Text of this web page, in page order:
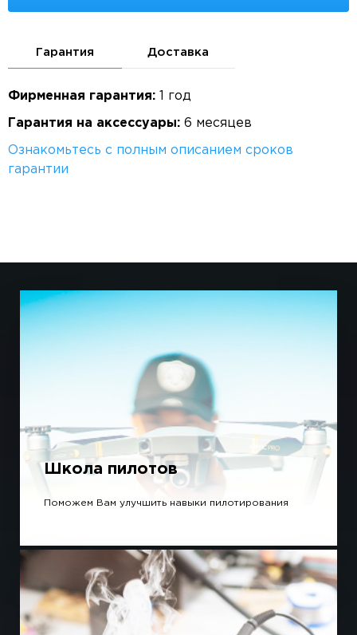
Гарантия Доставка
Фирменная гарантия: 1 год
Гарантия на аксессуары: 6 месяцев
Ознакомьтесь с полным описанием сроков
гарантии
Школа пилотов
Поможем Вам улучшить навыки пилотирования